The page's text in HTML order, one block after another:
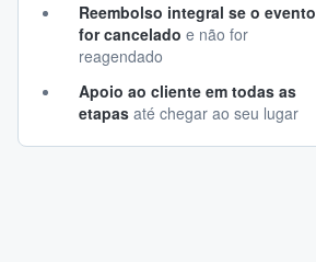
Reembolso integral se o evento
for cancelado e não for
reagendado
Apoio ao cliente em todas as
etapas até chegar ao seu lugar